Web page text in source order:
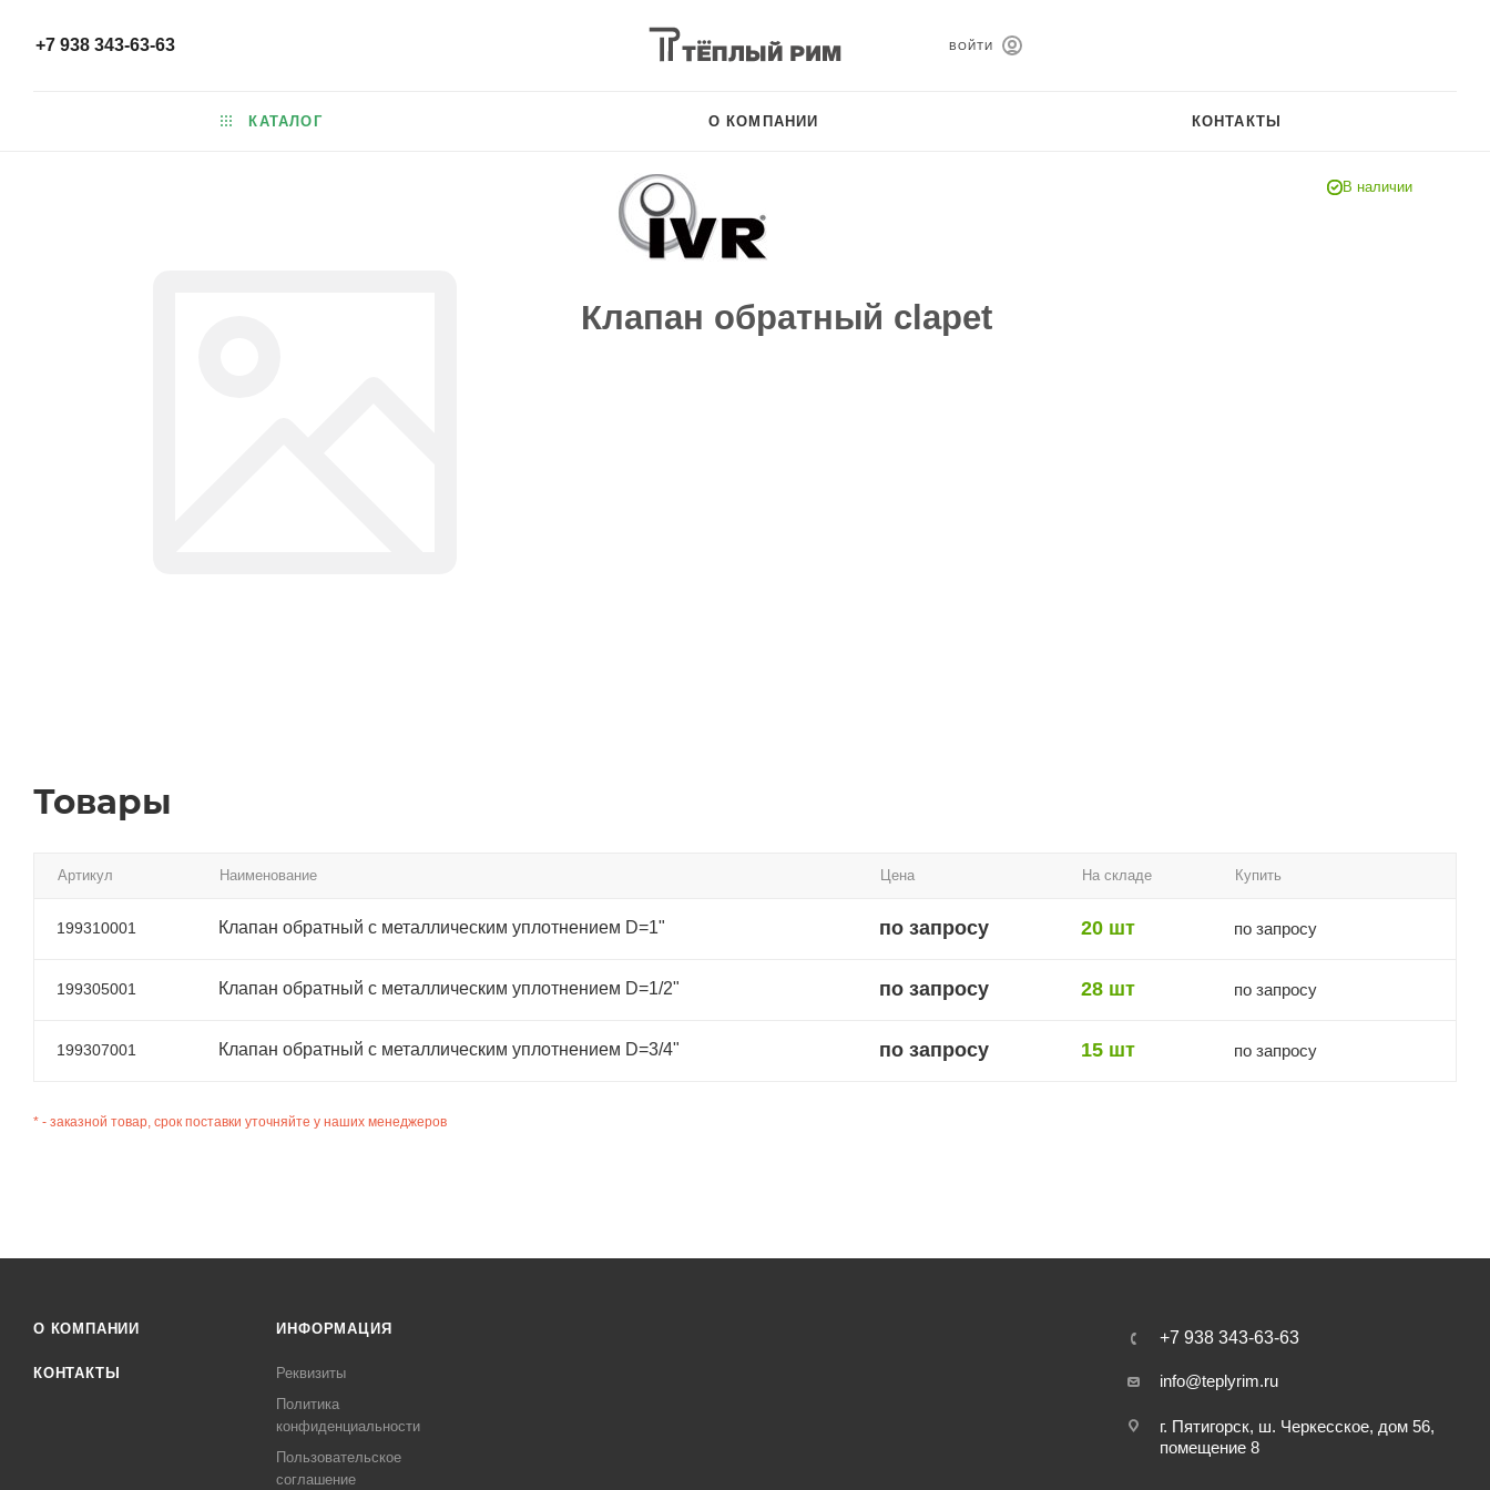
+7 938 343-63-63
КАТАЛОГ О КОМПАНИИ КОНТАКТЫ
В наличии
Клапан обратный сlapet
Товары
Артикул Наименование Цена На складе Купить
199310001 Клапан обратный с металлическим уплотнением D=1" по запросу 20 шт по запросу
199305001 Клапан обратный с металлическим уплотнением D=1/2" по запросу 28 шт по запросу
199307001 Клапан обратный с металлическим уплотнением D=3/4" по запросу 15 шт по запросу
* - заказной товар, срок поставки уточняйте у наших менеджеров
О КОМПАНИИ
КОНТАКТЫ
ИНФОРМАЦИЯ
Реквизиты
Политика
конфиденциальности
Пользовательское
соглашение
+7 938 343-63-63
info@teplyrim.ru
г. Пятигорск, ш. Черкесское, дом 56,
помещение 8